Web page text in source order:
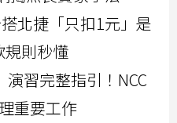
北捷「只扣1元」是
規則秒懂
習完整指引！NCC
重要工作